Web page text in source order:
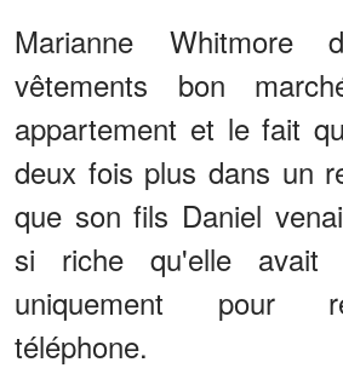
Marianne Whitmore
vêtements bon
appartement et le fait
deux fois plus dans un
que son fils Daniel
si riche qu'elle avait
uniquement pour
téléphone.